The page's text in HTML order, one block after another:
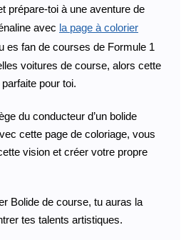
prépare-toi à une aventure de
avec la page à colorier
es fan de courses de Formule 1
voitures de course, alors cette
pour toi.
du conducteur d’un bolide
cette page de coloriage, vous
vision et créer votre propre
Bolide de course, tu auras la
tes talents artistiques.